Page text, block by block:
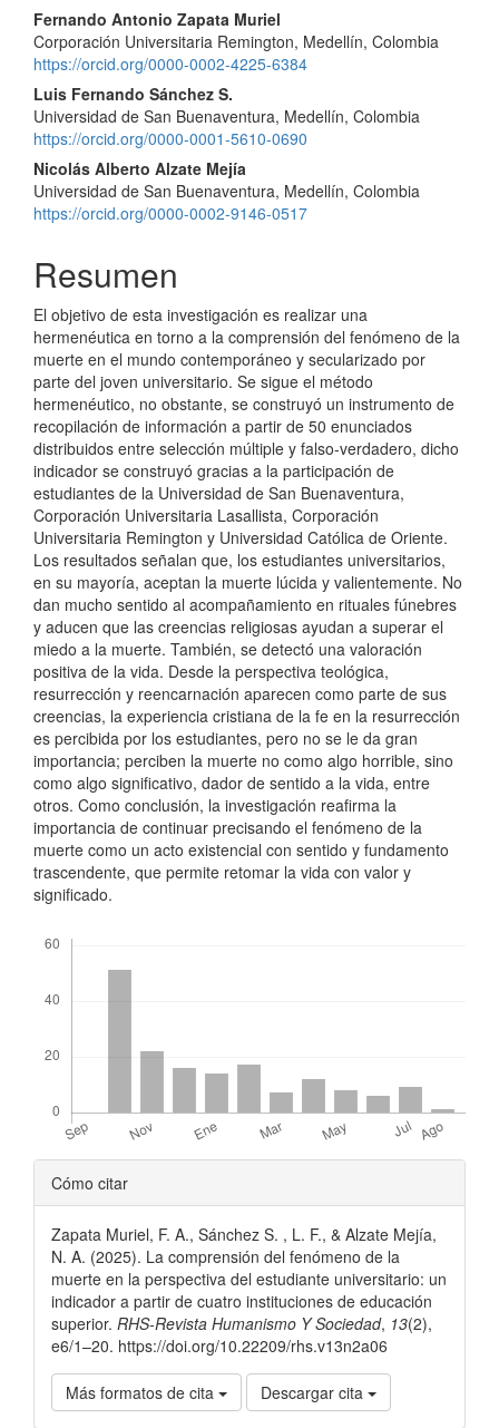
Contenido
principal
del
artículo
Fernando Antonio Zapata Muriel
Corporación Universitaria Remington, Medellín, Colombia
https://orcid.org/0000-0002-4225-6384
Luis Fernando Sánchez S.
Universidad de San Buenaventura, Medellín, Colombia
https://orcid.org/0000-0001-5610-0690
Nicolás Alberto Alzate Mejía
Universidad de San Buenaventura, Medellín, Colombia
https://orcid.org/0000-0002-9146-0517
Resumen
El objetivo de esta investigación es realizar una
hermenéutica en torno a la comprensión del fenómeno de la
muerte en el mundo contemporáneo y secularizado por
parte del joven universitario. Se sigue el método
hermenéutico, no obstante, se construyó un instrumento de
recopilación de información a partir de 50 enunciados
distribuidos entre selección múltiple y falso-verdadero, dicho
indicador se construyó gracias a la participación de
estudiantes de la Universidad de San Buenaventura,
Corporación Universitaria Lasallista, Corporación
Universitaria Remington y Universidad Católica de Oriente.
Los resultados señalan que, los estudiantes universitarios,
en su mayoría, aceptan la muerte lúcida y valientemente. No
dan mucho sentido al acompañamiento en rituales fúnebres
y aducen que las creencias religiosas ayudan a superar el
miedo a la muerte. También, se detectó una valoración
positiva de la vida. Desde la perspectiva teológica,
resurrección y reencarnación aparecen como parte de sus
creencias, la experiencia cristiana de la fe en la resurrección
es percibida por los estudiantes, pero no se le da gran
importancia; perciben la muerte no como algo horrible, sino
como algo significativo, dador de sentido a la vida, entre
otros. Como conclusión, la investigación reafirma la
importancia de continuar precisando el fenómeno de la
muerte como un acto existencial con sentido y fundamento
trascendente, que permite retomar la vida con valor y
significado.
Detalles
del
artículo
Cómo citar
Zapata Muriel, F. A., Sánchez S. , L. F., & Alzate Mejía,
N. A. (2025). La comprensión del fenómeno de la
muerte en la perspectiva del estudiante universitario: un
indicador a partir de cuatro instituciones de educación
superior. RHS-Revista Humanismo Y Sociedad, 13(2),
e6/1–20. https://doi.org/10.22209/rhs.v13n2a06
Más formatos de cita Descargar cita